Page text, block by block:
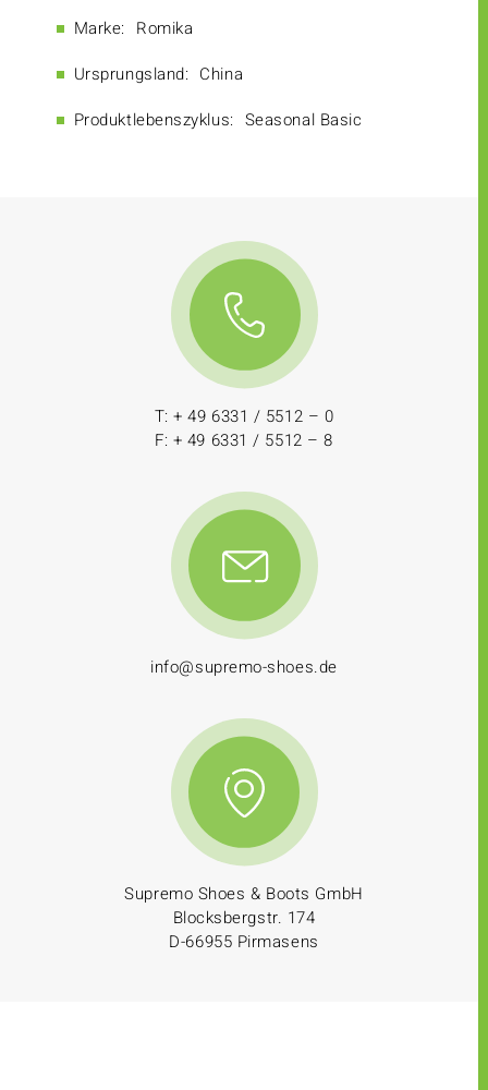
Marke: Romika
Ursprungsland: China
Produktlebenszyklus: Seasonal Basic
T: + 49 6331 / 5512 – 0
F: + 49 6331 / 5512 – 8
info@supremo-shoes.de
Supremo Shoes & Boots GmbH
Blocksbergstr. 174
D-66955 Pirmasens